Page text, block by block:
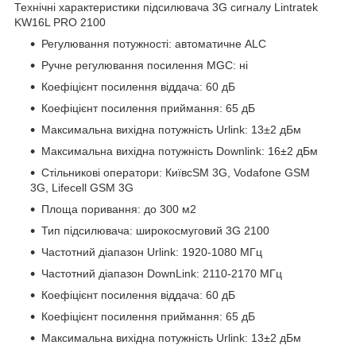
Технічні характеристики підсилювача 3G сигналу Lintratek
KW16L PRO 2100
Регулювання потужності: автоматичне АLС
Ручне регулювання посилення MGC: ні
Коефіцієнт посилення віддача: 60 дБ
Коефіцієнт посилення приймання: 65 дБ
Максимальна вихідна потужність Urlink: 13±2 дБм
Максимальна вихідна потужність Downlink: 16±2 дБм
Стільникові оператори: КиївcЅМ 3G, Vodafone GЅМ
3G, Lіfеcell GЅМ 3G
Площа поривання: до 300 м2
Тип підсилювача: широкосмуговий 3G 2100
Частотний діапазон Urlink: 1920-1080 МГц
Частотний діапазон DоwnLіnk: 2110-2170 МГц
Коефіцієнт посилення віддача: 60 дБ
Коефіцієнт посилення приймання: 65 дБ
Максимальна вихідна потужність Urlink: 13±2 дБм